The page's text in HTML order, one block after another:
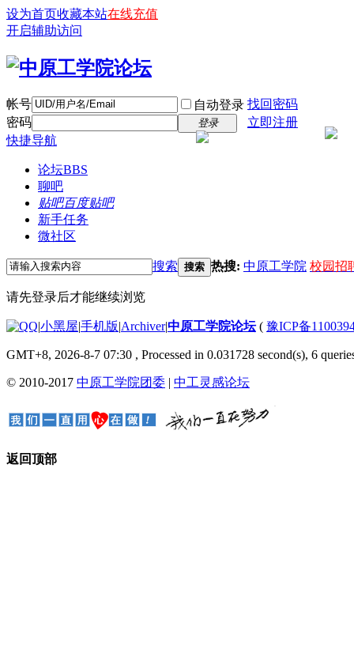
设为首页收藏本站在线充值
开启辅助访问
帐号 自动登录 找回密码
密码
登录
立即注册
快捷导航
论坛BBS
聊吧
贴吧百度贴吧
新手任务
微社区
搜索 搜索 热搜: 中原工学院 校园招
请先登录后才能继续浏览
|小黑屋|手机版|Archiver|中原工学院论坛( 豫ICP备
GMT+8, 2026-8-7 07:30 , Processed in 0.031728 second(s), 6
© 2010-2017 中原工学院团委 | 中工灵感论坛
返回顶部